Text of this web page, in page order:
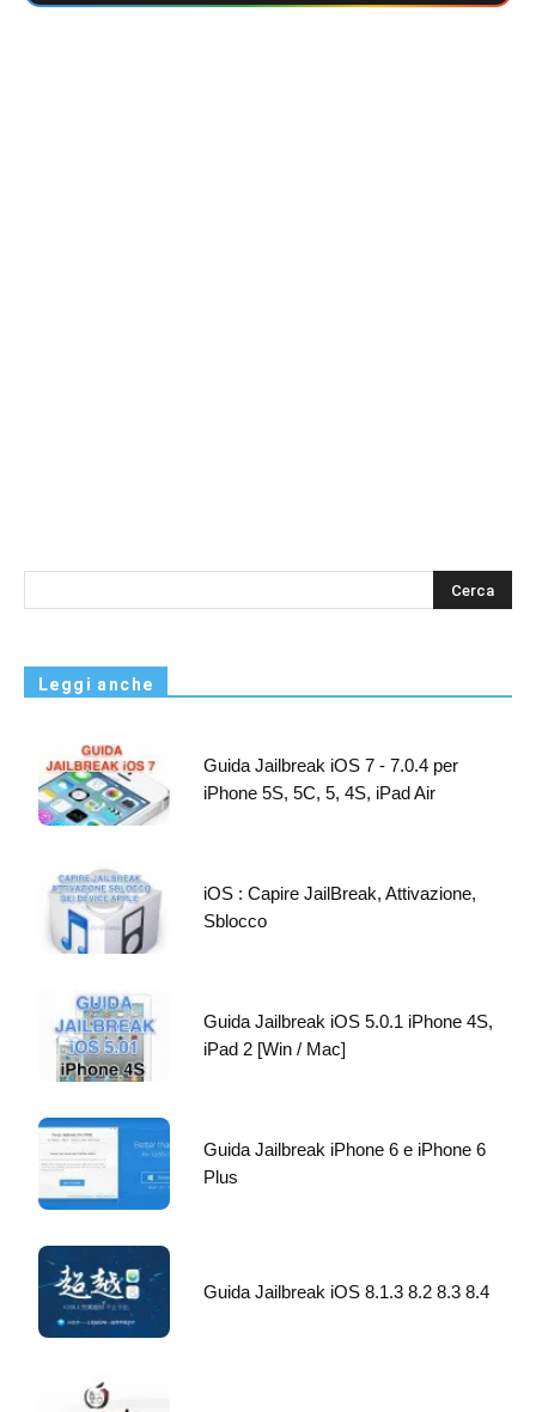
s
Leggi anche
Guida Jailbreak iOS 7 - 7.0.4 per
iPhone 5S, 5C, 5, 4S, iPad Air
iOS : Capire JailBreak, Attivazione,
Sblocco
Guida Jailbreak iOS 5.0.1 iPhone 4S,
iPad 2 [Win / Mac]
Guida Jailbreak iPhone 6 e iPhone 6
Plus
Guida Jailbreak iOS 8.1.3 8.2 8.3 8.4